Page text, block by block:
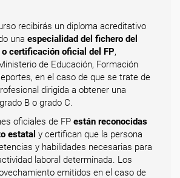
recibirás un diploma acreditativo
una especialidad del fichero del
o certificación oficial del FP,
de Educación, Formación
en el caso de que se trate de
dirigida a obtener una
B o grado C.
oficiales de FP están reconocidas
estatal y certifican que la persona
y habilidades necesarias para
laboral determinada. Los
emitidos en el caso de